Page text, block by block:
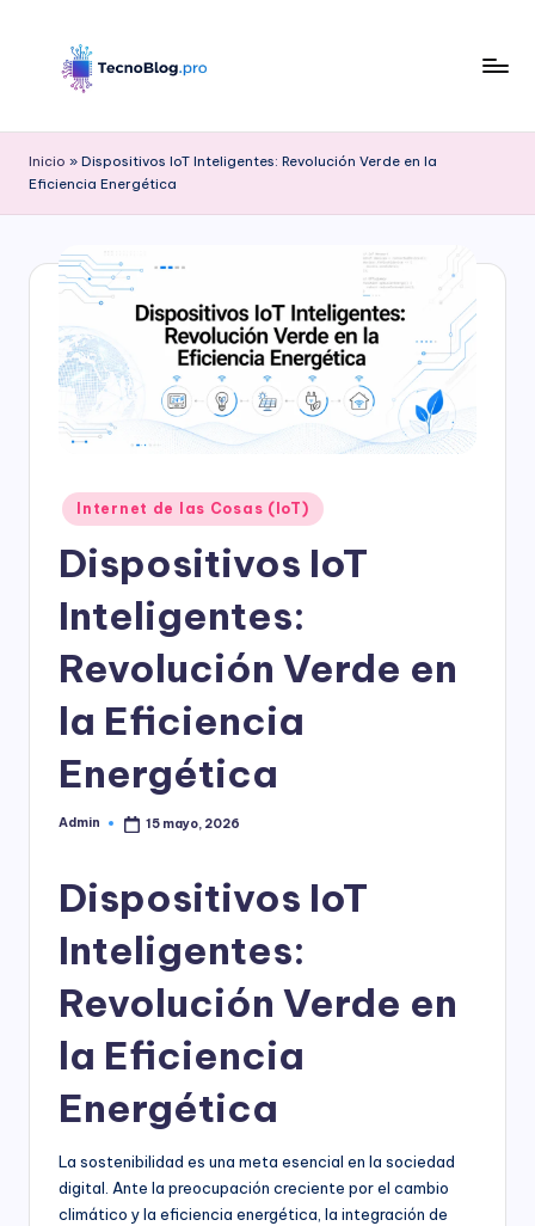
l
o
d
T
Inicio » Dispositivos IoT Inteligentes: Revolución Verde en la
Eficiencia Energética
Publicado
en
Internet de las Cosas (IoT)
Dispositivos IoT
Inteligentes:
Revolución Verde en
la Eficiencia
Energética
Publicado
Admin 15 mayo, 2026
Dispositivos IoT
Inteligentes:
Revolución Verde en
la Eficiencia
Energética
La sostenibilidad es una meta esencial en la sociedad
digital. Ante la preocupación creciente por el cambio
climático y la eficiencia energética, la integración de